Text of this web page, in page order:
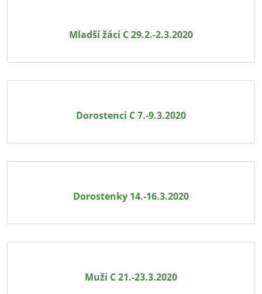
Mladší žáci C 29.2.-2.3.2020
Dorostenci C 7.-9.3.2020
Dorostenky 14.-16.3.2020
Muži C 21.-23.3.2020